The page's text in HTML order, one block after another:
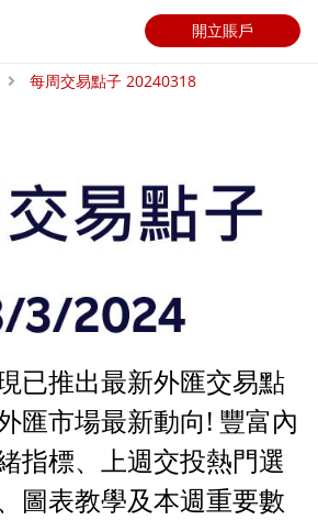
開立賬戶
每周交易點子 20240318
已推出最新外匯交易點
匯市場最新動向! 豐富內
指標、上週交投熱門選
圖表教學及本週重要數